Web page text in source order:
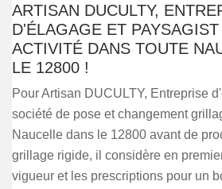
ARTISAN DUCULTY,
D'ÉLAGAGE ET
ACTIVITÉ DANS TOUTE
LE 12800 !
Pour Artisan DUCULTY, Entreprise
société de pose et changement
Naucelle dans le 12800 avant de
grillage rigide, il considère en
vigueur et les prescriptions pour un